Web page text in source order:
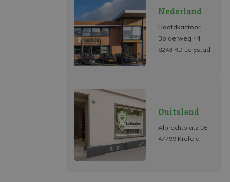
Nederland
Hoofdkantoor
Bolderweg 44
8243 RD Lelystad
Duitsland
Albrechtplatz 16
47799 Krefeld